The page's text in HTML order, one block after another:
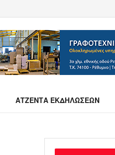
ΑΤΖΕΝΤΑ ΕΚΔΗΛΩΣΕΩΝ